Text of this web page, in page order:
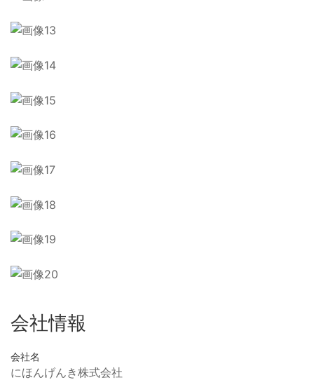
会社情報
会社名
にほんげんき株式会社